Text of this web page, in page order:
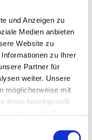
und Anzeigen zu
Medien anbieten
Website zu
zu Ihrer
Partner für
weiter. Unsere
möglicherweise mit
ihnen bereitgestellt
GmbH & Co.